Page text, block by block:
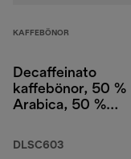
KAFFEBÖNOR
Decaffeinato
kaffebönor, 50 %
Arabica, 50 %
DLSC603